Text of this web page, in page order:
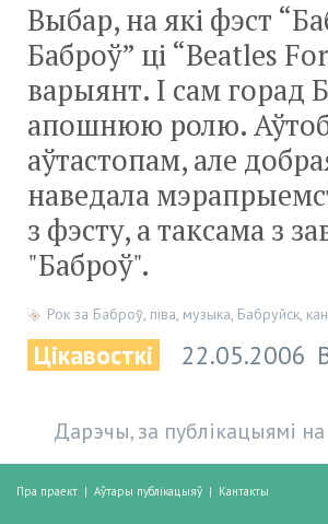
Выбар, на які фэст
Баброў” ці “Beatles
варыянт. І сам горад
апошнюю ролю.
аўтастопам, але
наведала
з фэсту, а таксама з
"Баброў".
Рок за Баброў, піва, музыка, Бабруйск,
Цікавосткі 22.05.2006
Дарэчы, за публікацыямі
Пра праект | Аўтары публікацыяў | Кантакты